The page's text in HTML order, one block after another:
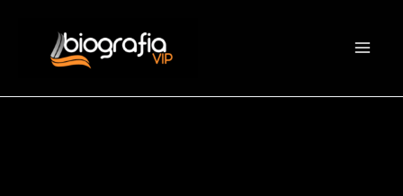
contenuto